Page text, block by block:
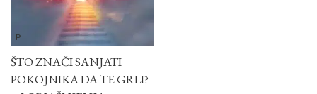
P
ŠTO ZNAČI SANJATI
POKOJNIKA DA TE GRLI?